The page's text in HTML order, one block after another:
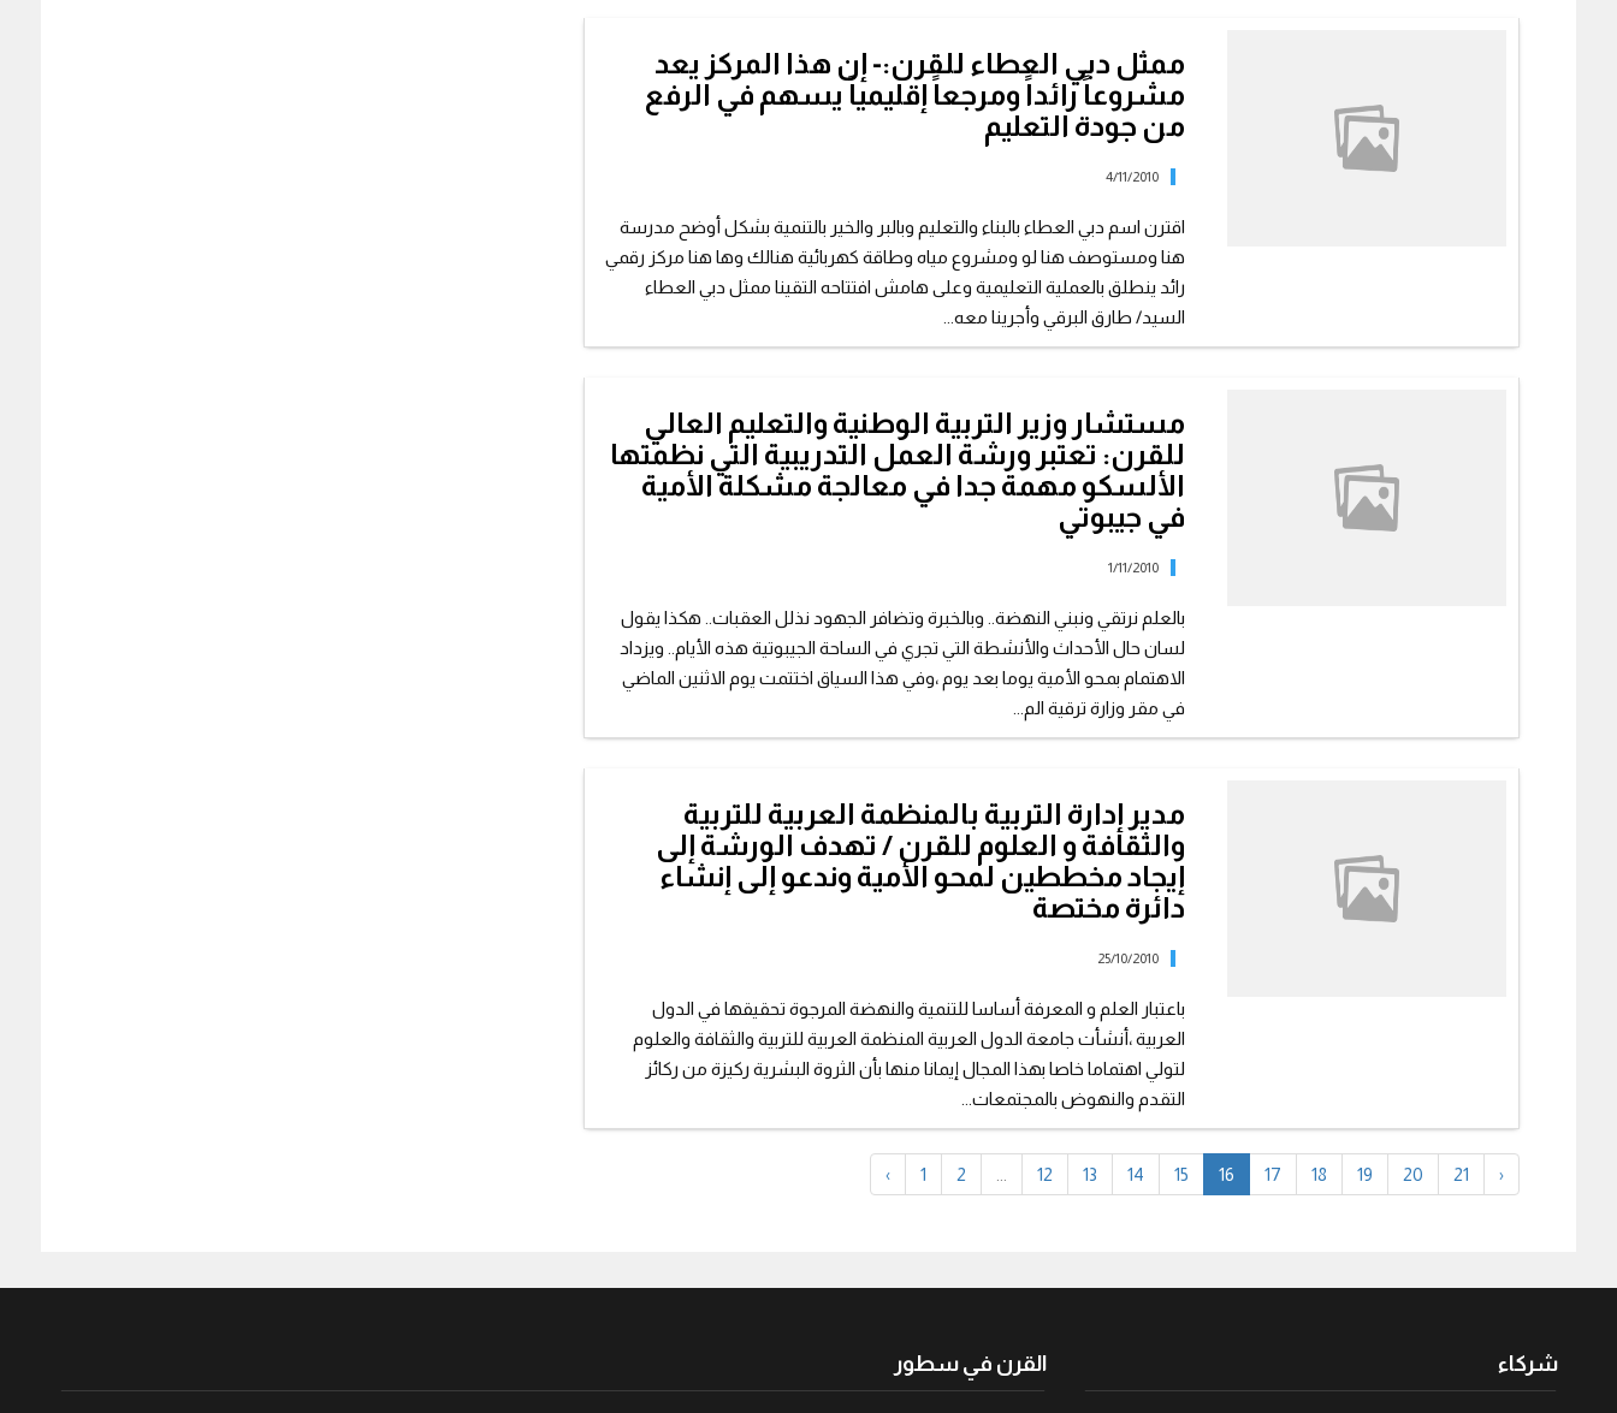
ممثل دبي العطاء للقرن:- إن هذا المركز يعد
مشروعاً رائداً ومرجعاً إقليمياً يسهم في الرفع
من جودة التعليم
4/11/2010
اقترن اسم دبي العطاء بالبناء والتعليم وبالبر والخير بالتنمية بشكل أوضح مدرسة
هنا ومستوصف هنا لو ومشروع مياه وطاقة كهربائية هنالك وها هنا مركز رقمي
رائد ينطلق بالعملية التعليمية وعلى هامش افتتاحه التقينا ممثل دبي العطاء
السيد/ طارق البرقي وأجرينا معه...
مستشار وزير التربية الوطنية والتعليم العالي
للقرن: تعتبر ورشة العمل التدريبية التي نظمتها
الألسكو مهمة جدا في معالجة مشكلة الأمية
في جيبوتي
1/11/2010
بالعلم نرتقي ونبني النهضة.. وبالخبرة وتضافر الجهود نذلل العقبات.. هكذا يقول
لسان حال الأحداث والأنشطة التي تجري في الساحة الجيبوتية هذه الأيام.. ويزداد
الاهتمام بمحو الأمية يوما بعد يوم ،وفي هذا السياق اختتمت يوم الاثنين الماضي
في مقر وزارة ترقية الم...
مدير إدارة التربية بالمنظمة العربية للتربية
والثقافة و العلوم للقرن / تهدف الورشة إلى
إيجاد مخططين لمحو الأمية وندعو إلى إنشاء
دائرة مختصة
25/10/2010
باعتبار العلم و المعرفة أساسا للتنمية والنهضة المرجوة تحقيقها في الدول
العربية ،أنشأت جامعة الدول العربية المنظمة العربية للتربية والثقافة والعلوم
لتولي اهتماما خاصا بهذا المجال إيمانا منها بأن الثروة البشرية ركيزة من ركائز
التقدم والنهوض بالمجتمعات...
‹ 1 2 12 13 14 15 16 17 18 19 20 21 ›
القرن في سطور شركاء